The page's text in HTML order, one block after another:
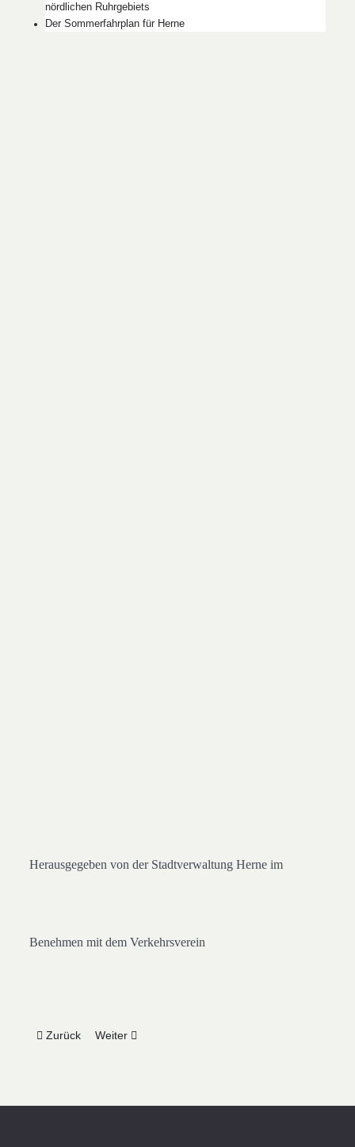
nördlichen Ruhrgebiets
Der Sommerfahrplan für Herne
Herausgegeben von der Stadtverwaltung Herne im
Benehmen mit dem Verkehrsverein
Vorheriger Beitrag: 1966-01/02 Herne - unsere Stadt Januar /
Zurück Nächster Beitrag: 1966-04 Herne - unsere Stadt
Weiter